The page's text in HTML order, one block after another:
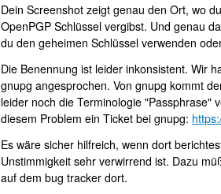
Dein Screenshot zeigt genau den Ort, wo
OpenPGP Schlüssel vergibst. Und genau
du den geheimen Schlüssel verwenden
Die Benennung ist leider inkonsistent. Wir
gnupg angesprochen. Von gnupg kommt
leider noch die Terminologie "Passphrase"
diesem Problem ein Ticket bei gnupg:
Es wäre sicher hilfreich, wenn dort
Unstimmigkeit sehr verwirrend ist. Dazu
auf dem bug tracker dort.